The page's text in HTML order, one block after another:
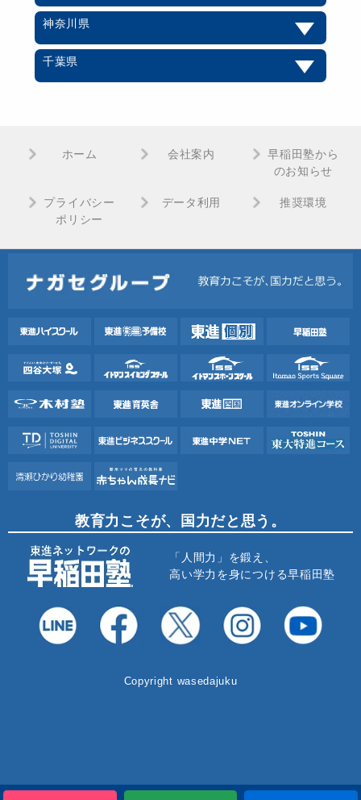
神奈川県
千葉県
ホーム 会社案内
早稲田塾から
のお知らせ
プライバシー
ポリシー
データ利用 推奨環境
教育力こそが、国力だと思う。
「人間力」を鍛え、
高い学力を身につける早稲田塾
Copyright wasedajuku